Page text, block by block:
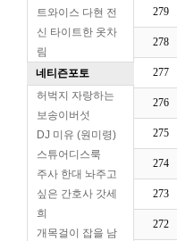
트와이스 다현 전
신 타이트한 옷차
림
네티즌포토
허벅지 자랑하는
보송이버섯
DJ 미유 (원미령)
스튜어디스룩
주사 한대 놔주고
싶은 간호사 갓세
희
개목걸이 잡을 남
279
278
277
276
275
274
273
272